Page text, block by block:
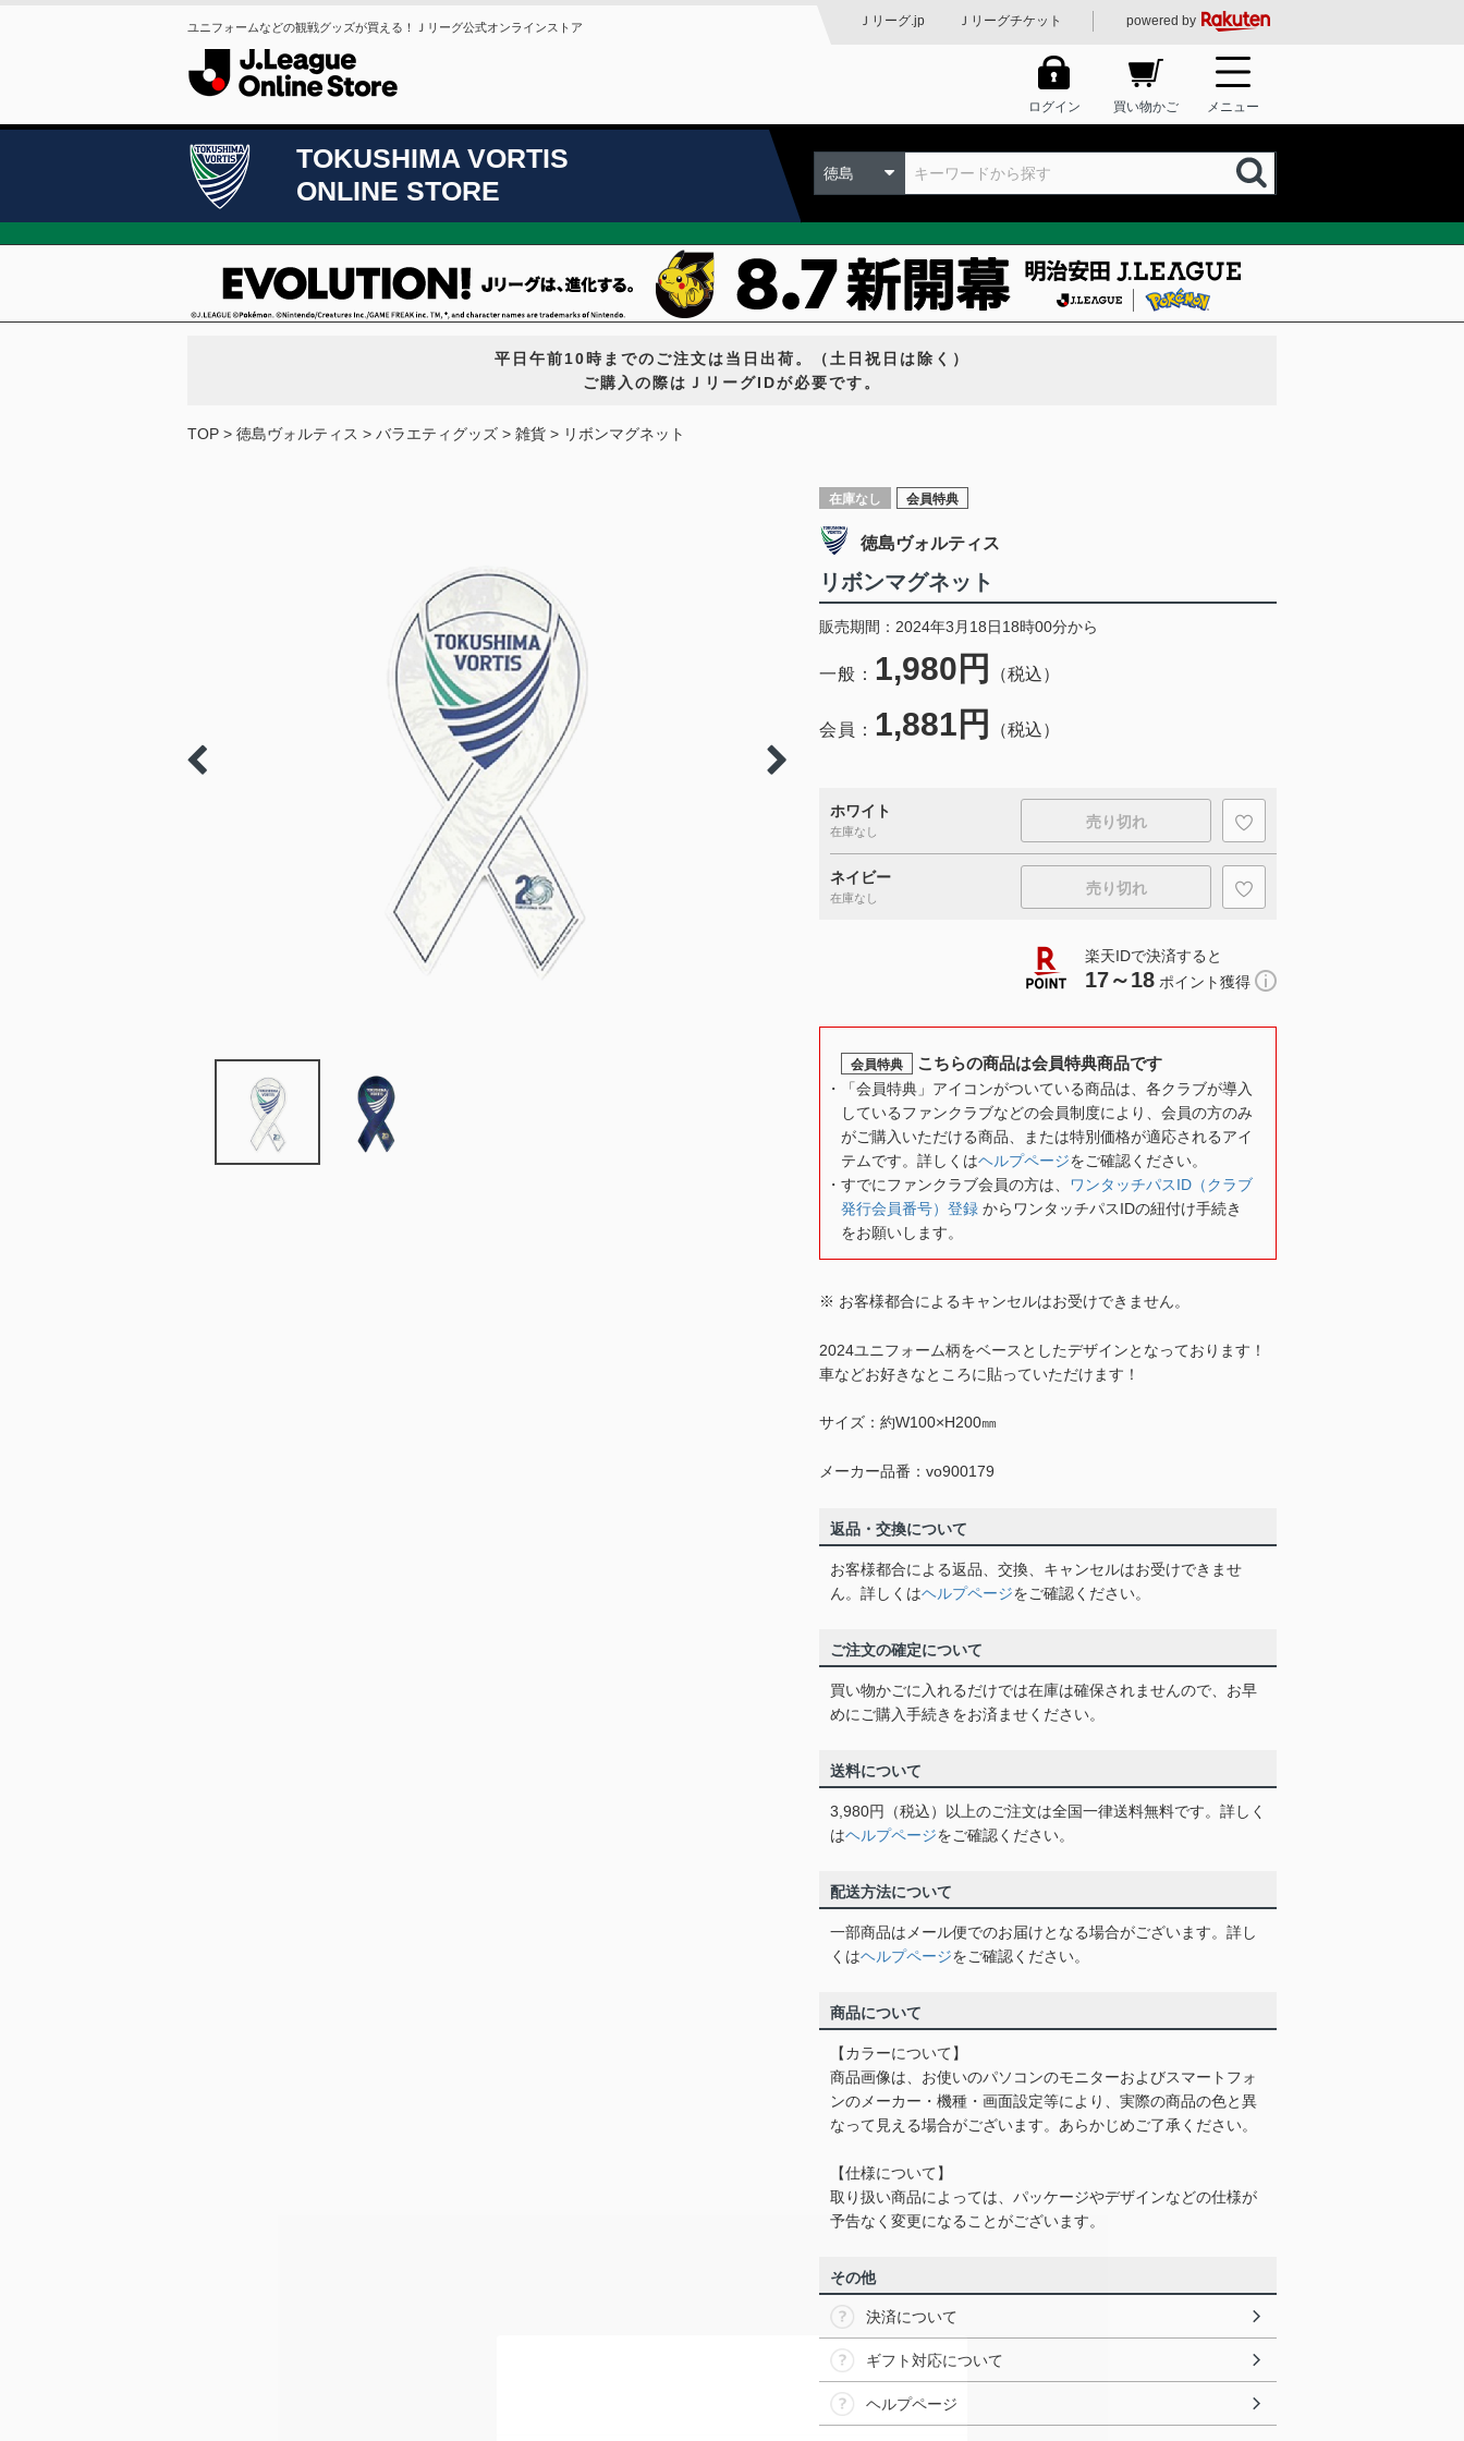
ユニフォームなどの観戦グッズが買える！Ｊリーグ公式オンラインストア Ｊリーグ.jp Ｊリーグチケット powered by
ログイン 買い物かご メニュー
TOKUSHIMA VORTIS
ONLINE STORE
徳島
平日午前10時までのご注文は当日出荷。（土日祝日は除く）
ご購入の際はＪリーグIDが必要です。
TOP 徳島ヴォルティス バラエティグッズ 雑貨 リボンマグネット
在庫なし 会員特典
徳島ヴォルティス
リボンマグネット
販売期間：2024年3月18日18時00分から
一般： 1,980円 （税込）
会員： 1,881円 （税込）
ホワイト
在庫なし
売り切れ
ネイビー
在庫なし
売り切れ
楽天IDで決済すると
17～18 ポイント獲得
会員特典 こちらの商品は会員特典商品です
「会員特典」アイコンがついている商品は、各クラブが導入
しているファンクラブなどの会員制度により、会員の方のみ
がご購入いただける商品、または特別価格が適応されるアイ
テムです。詳しくはヘルプページをご確認ください。
すでにファンクラブ会員の方は、
ワンタッチパスID（クラブ
発行会員番号）登録 からワンタッチパスIDの紐付け手続き
をお願いします。
※ お客様都合によるキャンセルはお受けできません。
2024ユニフォーム柄をベースとしたデザインとなっております！
車などお好きなところに貼っていただけます！
サイズ：約W100×H200㎜
メーカー品番：vo900179
返品・交換について
お客様都合による返品、交換、キャンセルはお受けできませ
ん。詳しくはヘルプページをご確認ください。
ご注文の確定について
買い物かごに入れるだけでは在庫は確保されませんので、お早
めにご購入手続きをお済ませください。
送料について
3,980円（税込）以上のご注文は全国一律送料無料です。詳しく
はヘルプページをご確認ください。
配送方法について
一部商品はメール便でのお届けとなる場合がございます。詳し
くはヘルプページをご確認ください。
商品について
【カラーについて】
商品画像は、お使いのパソコンのモニターおよびスマートフォ
ンのメーカー・機種・画面設定等により、実際の商品の色と異
なって見える場合がございます。あらかじめご了承ください。
【仕様について】
取り扱い商品によっては、パッケージやデザインなどの仕様が
予告なく変更になることがございます。
その他
決済について
ギフト対応について
ヘルプページ